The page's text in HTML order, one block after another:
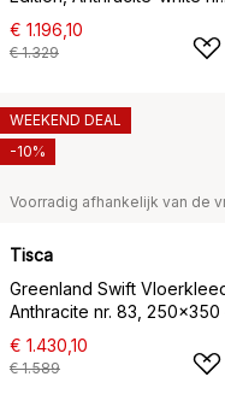
2428, 250x350 cm
€ 1.196,10
€ 1.329
Voorradig afhankelijk van de
Tisca
Greenland Swift
Anthracite nr. 83, 250x350
€ 1.430,10
€ 1.589
WEEKEND DEAL
-10%